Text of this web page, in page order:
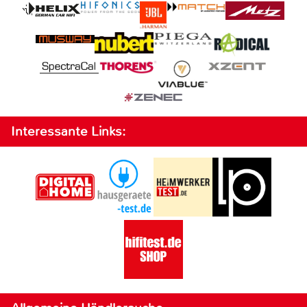
Interessante Links: